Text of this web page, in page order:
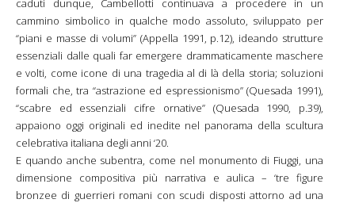
caduti dunque, Cambellotti continuava a procedere in un
cammino simbolico in qualche modo assoluto, sviluppato per
“piani e masse di volumi” (Appella 1991, p.12), ideando strutture
essenziali dalle quali far emergere drammaticamente maschere
e volti, come icone di una tragedia al di là della storia; soluzioni
formali che, tra “astrazione ed espressionismo” (Quesada 1991),
“scabre ed essenziali cifre ornative” (Quesada 1990, p.39),
appaiono oggi originali ed inedite nel panorama della scultura
celebrativa italiana degli anni ‘20.
E quando anche subentra, come nel monumento di Fiuggi, una
dimensione compositiva più narrativa e aulica – ‘tre figure
bronzee di guerrieri romani con scudi disposti attorno ad una